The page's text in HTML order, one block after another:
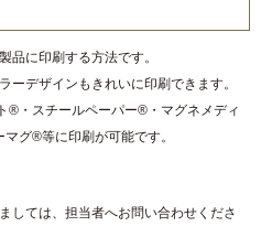
品に印刷する方法です。
ーデザインもきれいに印刷できます。
® ・スチールペーパー® ・マグネメディ
マグ®等に印刷が可能です。
しては、担当者へお問い合わせくださ